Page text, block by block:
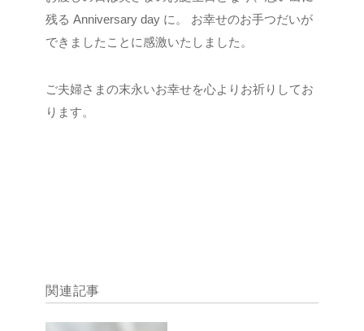
残る Anniversary day に。
お幸せのお手つだいが
できましたことに感激いたしました。
ご夫婦さまの末永いお幸せを心よりお祈りしてお
ります。
関連記事